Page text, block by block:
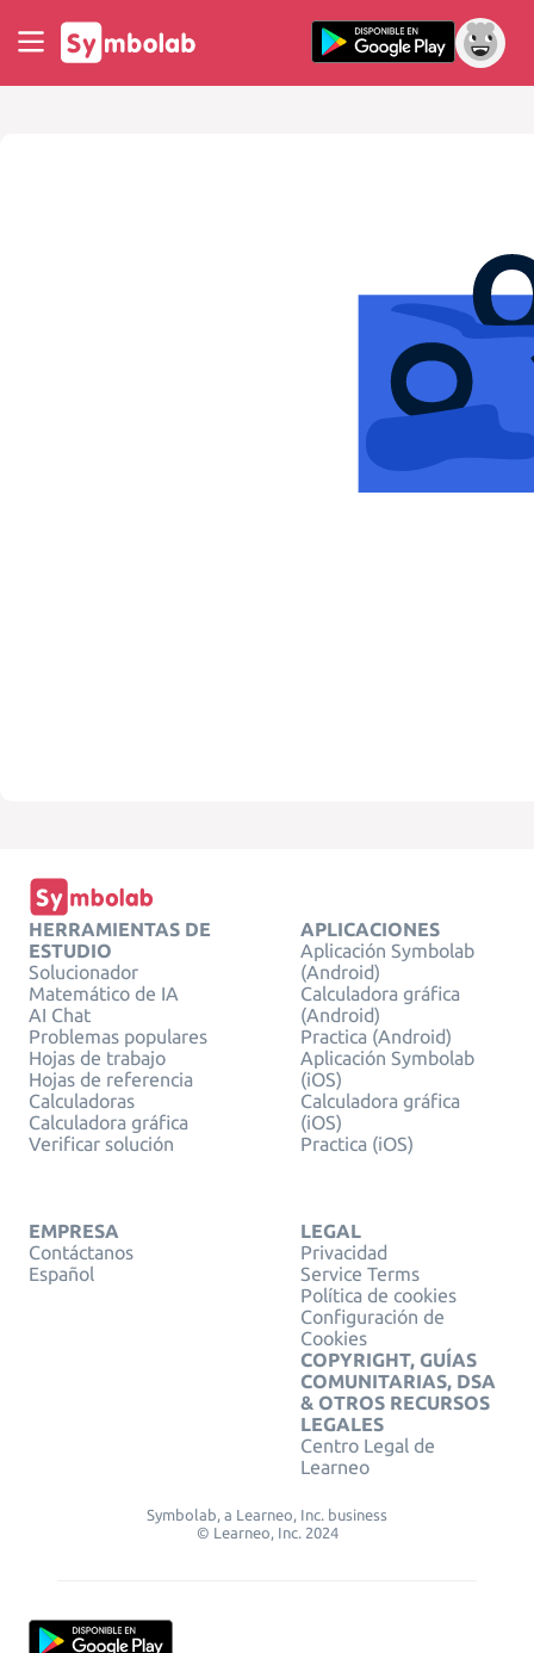
HERRAMIENTAS DE
ESTUDIO
Solucionador
Matemático de IA
AI Chat
Problemas populares
Hojas de trabajo
Hojas de referencia
Calculadoras
Calculadora gráfica
Verificar solución
APLICACIONES
Aplicación Symbolab
(Android)
Calculadora gráfica
(Android)
Practica (Android)
Aplicación Symbolab
(iOS)
Calculadora gráfica
(iOS)
Practica (iOS)
EMPRESA
Contáctanos
Español
LEGAL
Privacidad
Service Terms
Política de cookies
Configuración de
Cookies
COPYRIGHT, GUÍAS
COMUNITARIAS, DSA
& OTROS RECURSOS
LEGALES
Centro Legal de
Learneo
Symbolab, a Learneo, Inc. business
© Learneo, Inc. 2024